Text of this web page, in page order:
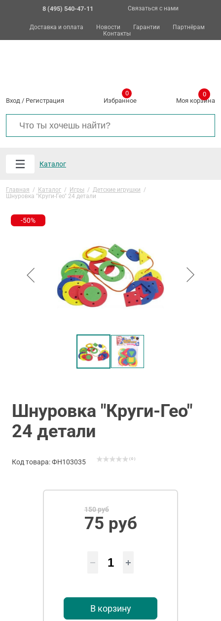
8 (495) 540-47-11 Связаться с нами
Доставка и оплата Новости Гарантии
Партнёрам
Контакты
Вход / Регистрация Избранное
0
Моя корзина
0
Каталог
Главная / Каталог / Игры / Детские игрушки /
Шнуровка "Круги-Гео" 24 детали
-50%
Шнуровка "Круги-Гео"
24 детали
Код товара: ФН103035 ( 0 )
150 руб
75 руб
В корзину